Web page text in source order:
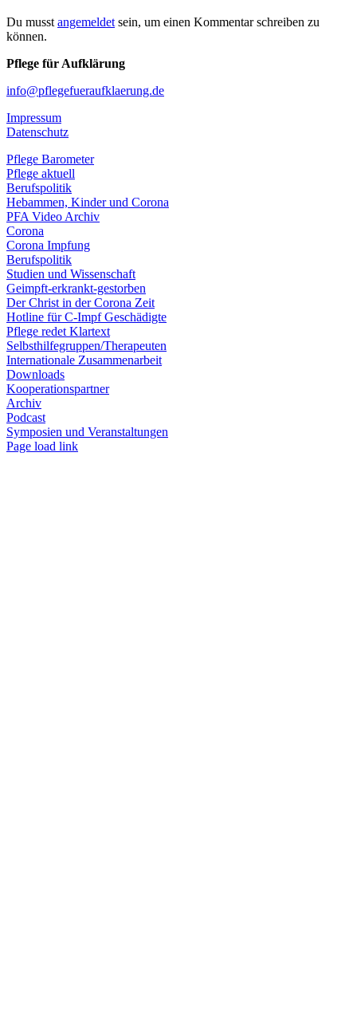
Du musst angemeldet sein, um einen Kommentar schreiben zu
können.
Pflege für Aufklärung
info@pflegefueraufklaerung.de
Impressum
Datenschutz
Pflege Barometer
Pflege aktuell
Berufspolitik
Hebammen, Kinder und Corona
PFA Video Archiv
Corona
Corona Impfung
Berufspolitik
Studien und Wissenschaft
Geimpft-erkrankt-gestorben
Der Christ in der Corona Zeit
Hotline für C-Impf Geschädigte
Pflege redet Klartext
Selbsthilfegruppen/Therapeuten
Internationale Zusammenarbeit
Downloads
Kooperationspartner
Archiv
Podcast
Symposien und Veranstaltungen
Page load link